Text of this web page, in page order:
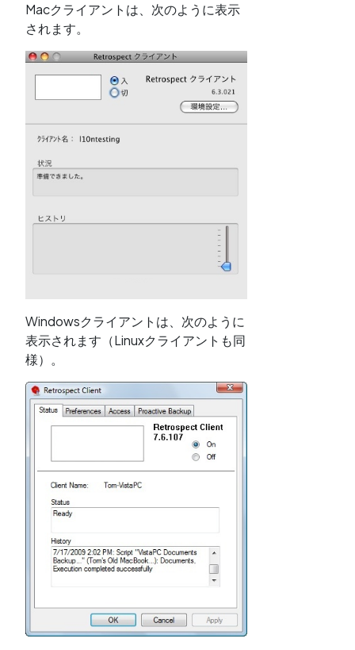
Macクライアントは、次のように表示
されます。
Windowsクライアントは、次のように
表示されます（Linuxクライアントも同
様）。